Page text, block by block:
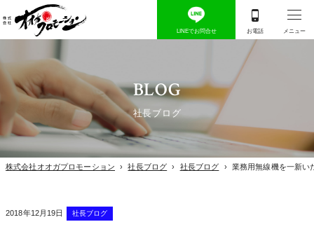
BLOG
社長ブログ
株式会社オオガプロモーション › 社長ブログ › 社長ブログ › 業務用無線機を一新い
2018年12月19日 社長ブログ